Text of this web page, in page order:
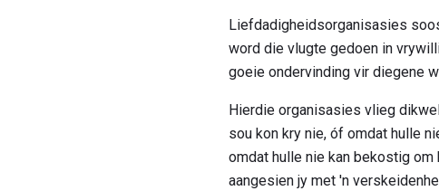
Liefdadigheidsorganisasies
word die vlugte gedoen in
goeie ondervinding vir diegene
Hierdie organisasies vlieg
sou kon kry nie, óf omdat hulle
omdat hulle nie kan bekostig
aangesien jy met 'n